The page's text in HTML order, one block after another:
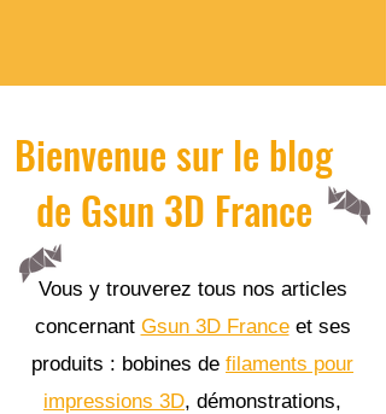
Bienvenue sur le blog
de Gsun 3D France
Vous y trouverez tous nos articles
concernant Gsun 3D Franceet ses
produits : bobines de filaments pour
impressions 3D, démonstrations,